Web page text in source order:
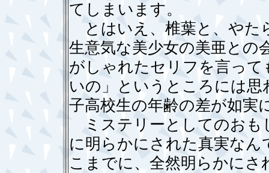
てしまいます。
とはいえ、椎葉と、やた
生意気な美少女の美亜との
がしゃれたセリフを言っ
いの」というところには
子高校生の年齢の差が如実
ミステリーとしてのおも
に明らかにされた真実な
こまでに、全然明らかに